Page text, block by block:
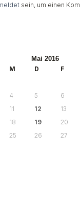
sein, um einen
Mai 2016
M D F
4 5 6
11 12 13
18 19 20
25 26 27